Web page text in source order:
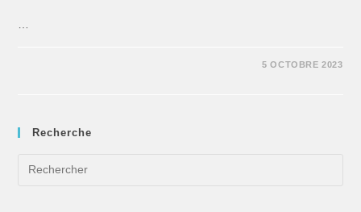
5 OCTOBRE 2023
Recherche